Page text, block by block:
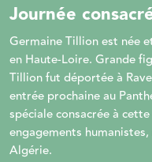
Journée
Germaine Tillion est née
en Haute-Loire. Grande
Tillion fut déportée à
entrée prochaine au
spéciale consacrée à
engagements
Algérie.